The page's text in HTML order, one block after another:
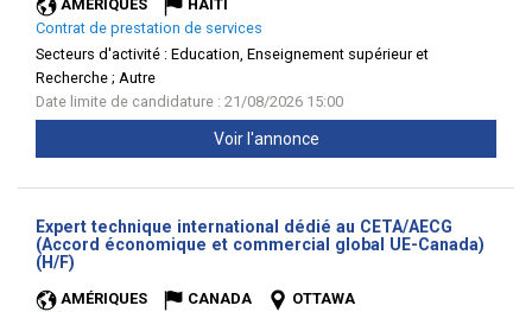
AMÉRIQUES
HAITI
Contrat de prestation de services
Secteurs d'activité : Education, Enseignement supérieur et
Recherche ; Autre
Date limite de candidature : 21/08/2026 15:00
Voir l'annonce
Expert technique international dédié au CETA/AECG
(Accord économique et commercial global UE-Canada)
(H/F)
AMÉRIQUES CANADA
OTTAWA